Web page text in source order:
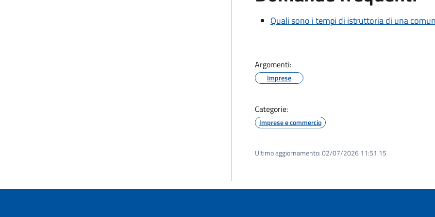
Quali sono i tempi di istruttoria di una
Argomenti:
Imprese
Categorie:
Imprese e commercio
Ultimo aggiornamento:02/07/2026 11:51.15